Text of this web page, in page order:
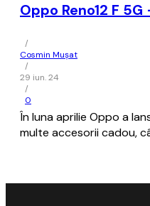
Oppo Reno12 F
/
Cosmin Mușat
/
29 iun. 24
/
0
În luna aprilie Oppo a
multe accesorii cadou,